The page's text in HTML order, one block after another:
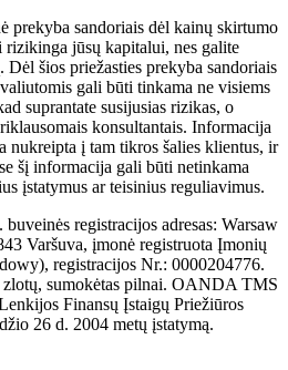
prekyba sandoriais dėl kainų skirtumo
jūsų kapitalui, nes galite
Dėl šios priežasties prekyba sandoriais
gali būti tinkama ne visiems
suprantate susijusias rizikas, o
konsultantais. Informacija
nukreipta į tam tikros šalies klientus, ir
šį informacija gali būti netinkama
įstatymus ar teisinius reguliavimus.
registracijos adresas: Warsaw
Varšuva, įmonė registruota Įmonių
registracijos Nr.: 0000204776.
zlotų, sumokėtas pilnai. OANDA TMS
Finansų Įstaigų Priežiūros
26 d. 2004 metų įstatymą.